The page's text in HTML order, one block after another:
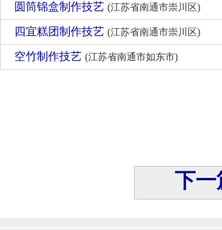
圆筒锦盒制作技艺 (江苏省南通市崇川区)
四宜糕团制作技艺 (江苏省南通市崇川区)
空竹制作技艺 (江苏省南通市如东市)
下一